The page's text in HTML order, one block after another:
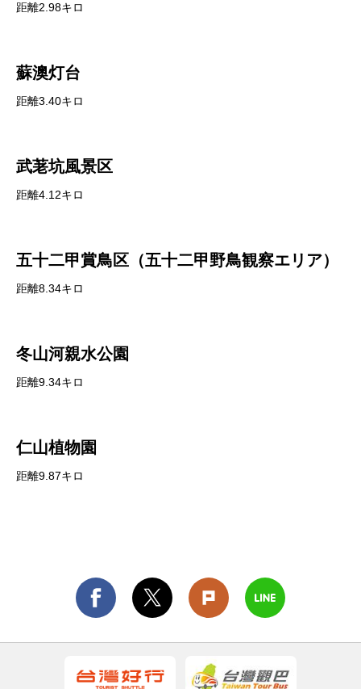
距離2.98キロ
蘇澳灯台
距離3.40キロ
武荖坑風景区
距離4.12キロ
五十二甲賞鳥区（五十二甲野鳥観察エリア）
距離8.34キロ
冬山河親水公園
距離9.34キロ
仁山植物園
距離9.87キロ